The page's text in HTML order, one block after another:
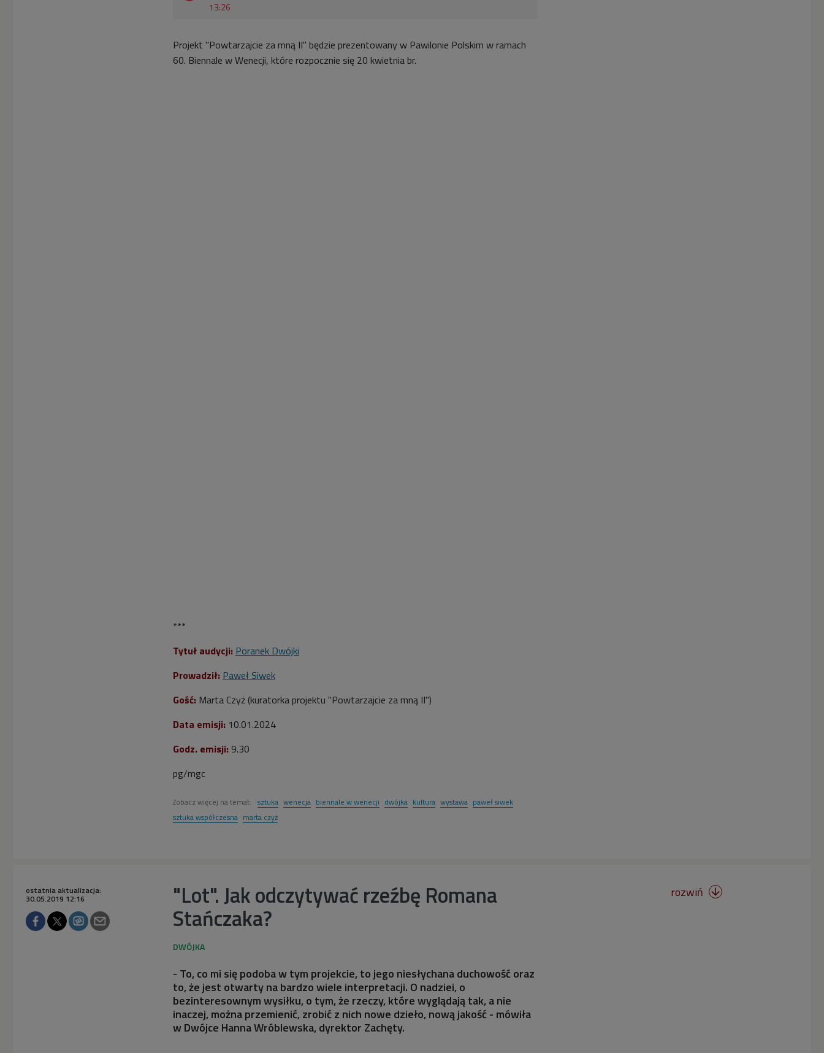
13:26
Projekt "Powtarzajcie za mną II" będzie prezentowany w Pawilonie Polskim w ramach
60. Biennale w Wenecji, które rozpocznie się 20 kwietnia br.
***
Tytuł audycji: Poranek Dwójki
Prowadził: Paweł Siwek
Gość: Marta Czyż (kuratorka projektu "Powtarzajcie za mną II")
Data emisji: 10.01.2024
Godz. emisji: 9.30
pg/mgc
Zobacz więcej na temat: sztuka wenecja biennale w wenecji dwójka kultura wystawa paweł siwek
sztuka współczesna marta czyż
"Lot". Jak odczytywać rzeźbę Romana
Stańczaka?
ostatnia aktualizacja:
30.05.2019 12:16
- To, co mi się podoba w tym projekcie, to jego niesłychana duchowość oraz
to, że jest otwarty na bardzo wiele interpretacji. O nadziei, o
bezinteresownym wysiłku, o tym, że rzeczy, które wyglądają tak, a nie
inaczej, można przemienić, zrobić z nich nowe dzieło, nową jakość - mówiła
w Dwójce Hanna Wróblewska, dyrektor Zachęty.
rozwiń 